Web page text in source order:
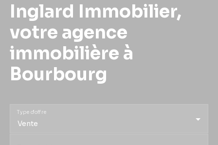
Inglard Immobilier,
votre agence
immobilière à
Bourbourg
Vente
Type d'offre